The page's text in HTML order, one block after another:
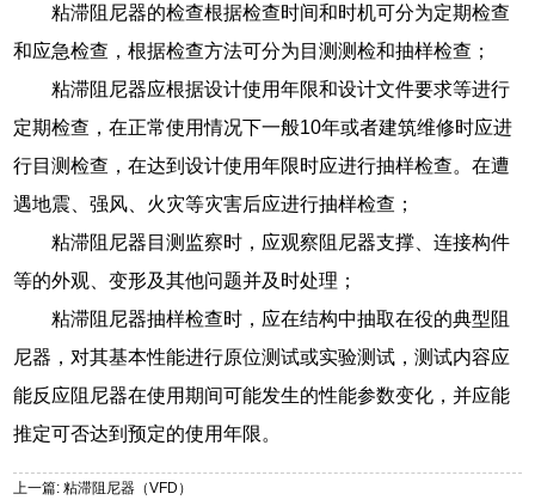
粘滞阻尼器的检查根据检查时间和时机可分为定期检查
和应急检查，根据检查方法可分为目测测检和抽样检查；
粘滞阻尼器应根据设计使用年限和设计文件要求等进行
定期检查，在正常使用情况下一般10年或者建筑维修时应进
行目测检查，在达到设计使用年限时应进行抽样检查。在遭
遇地震、强风、火灾等灾害后应进行抽样检查；
粘滞阻尼器目测监察时，应观察阻尼器支撑、连接构件
等的外观、变形及其他问题并及时处理；
粘滞阻尼器抽样检查时，应在结构中抽取在役的典型阻
尼器，对其基本性能进行原位测试或实验测试，测试内容应
能反应阻尼器在使用期间可能发生的性能参数变化，并应能
推定可否达到预定的使用年限。
上一篇: 粘滞阻尼器（VFD）